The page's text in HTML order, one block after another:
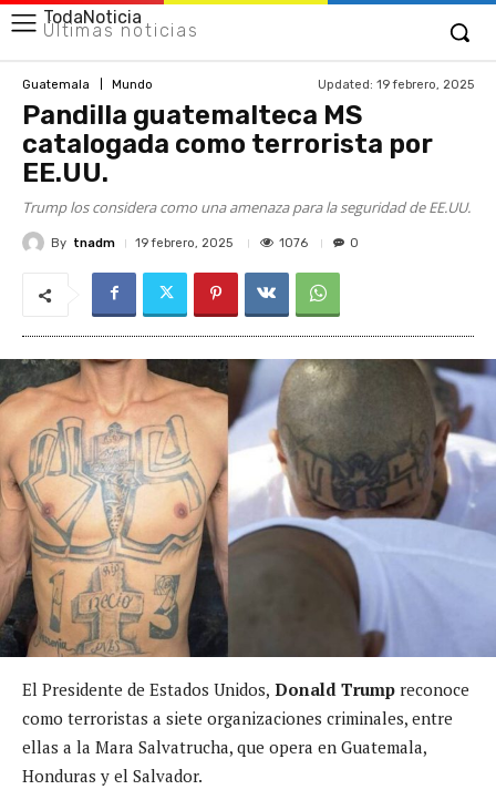
TodaNoticia
Últimas noticias
Guatemala Mundo Updated: 19 febrero, 2025
Pandilla guatemalteca MS
catalogada como terrorista por
EE.UU.
Trump los considera como una amenaza para la seguridad de EE.UU.
By tnadm 19 febrero, 2025 1076 0
El Presidente de Estados Unidos, Donald Trump reconoce
como terroristas a siete organizaciones criminales, entre
ellas a la Mara Salvatrucha, que opera en Guatemala,
Honduras y el Salvador.